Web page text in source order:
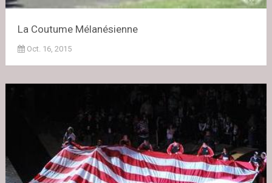
La Coutume Mélanésienne
Oct. 16, 2015